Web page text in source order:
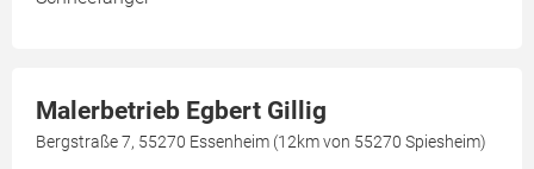
Malerbetrieb Egbert Gillig
Bergstraße 7, 55270 Essenheim (12km von 55270 Spiesheim)